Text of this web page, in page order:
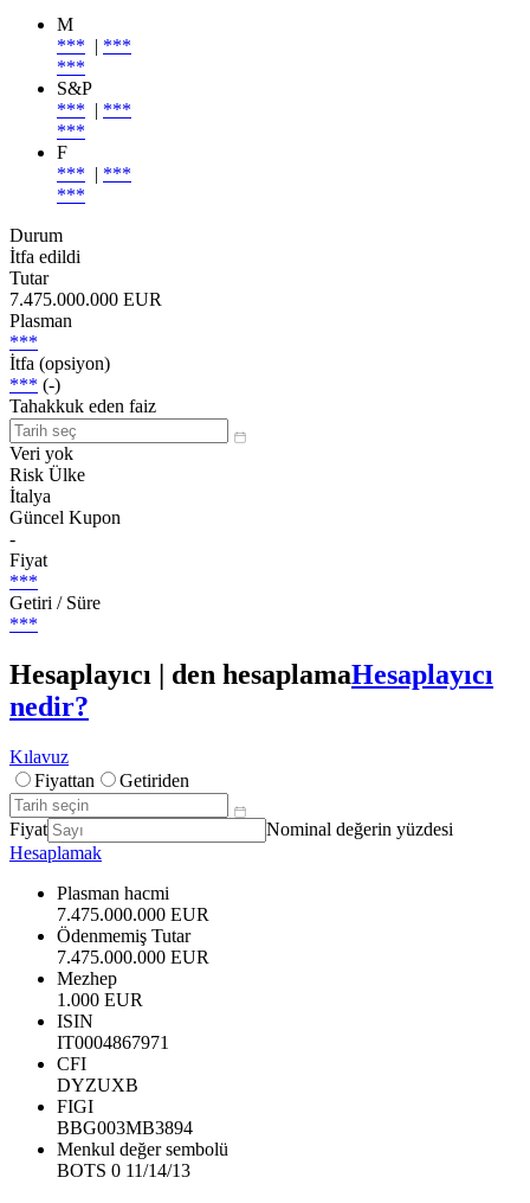
M
*** | ***
***
S&P
*** | ***
***
F
*** | ***
***
Durum
İtfa edildi
Tutar
7.475.000.000 EUR
Plasman
***
İtfa (opsiyon)
*** (-)
Tahakkuk eden faiz
Veri yok
Risk Ülke
İtalya
Güncel Kupon
-
Fiyat
***
Getiri / Süre
***
Hesaplayıcı | den hesaplamaHesaplayıcı
nedir?
Kılavuz
Fiyattan
Getiriden
Fiyat
Nominal değerin yüzdesi
Hesaplamak
Plasman hacmi
7.475.000.000 EUR
Ödenmemiş Tutar
7.475.000.000 EUR
Mezhep
1.000 EUR
ISIN
IT0004867971
CFI
DYZUXB
FIGI
BBG003MB3894
Menkul değer sembolü
BOTS 0 11/14/13